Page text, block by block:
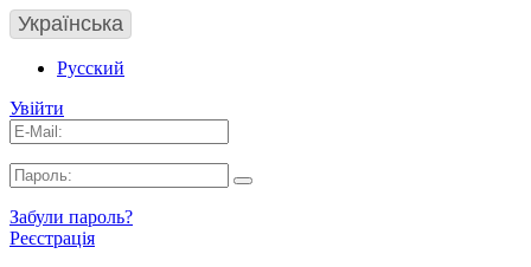
Українська
Русский
Увійти
Забули пароль?
Реєстрація